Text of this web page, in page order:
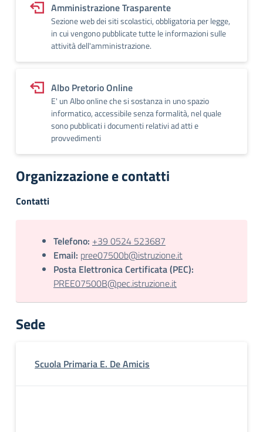
Amministrazione Trasparente
Sezione web dei siti scolastici, obbligatoria per legge,
in cui vengono pubblicate tutte le informazioni sulle
attività dell'amministrazione.
Albo Pretorio Online
E' un Albo online che si sostanza in uno spazio
informatico, accessibile senza formalità, nel quale
sono pubblicati i documenti relativi ad atti e
provvedimenti
Organizzazione e contatti
Contatti
Telefono: +39 0524 523687
Email: pree07500b@istruzione.it
Posta Elettronica Certificata (PEC):
PREE07500B@pec.istruzione.it
Sede
Scuola Primaria E. De Amicis